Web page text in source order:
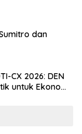
dan
CX 2026: DEN
untuk Ekonomi